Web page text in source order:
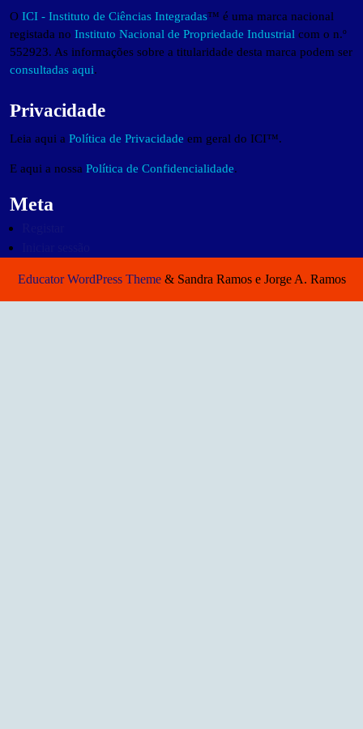
O ICI - Instituto de Ciências Integradas™ é uma marca nacional
registada no Instituto Nacional de Propriedade Industrial com o n.º
552923. As informações sobre a titularidade desta marca podem ser
consultadas aqui.
Privacidade
Leia aqui a Política de Privacidade em geral do ICI™.
E aqui a nossa Política de Confidencialidade.
Meta
Educator WordPress Theme& Sandra Ramos e Jorge A. Ramos